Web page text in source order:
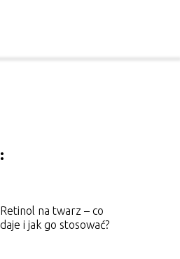
Retinol na twarz – co
daje i jak go stosować?